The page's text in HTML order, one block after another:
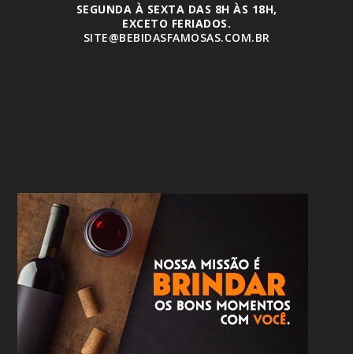
SEGUNDA À SEXTA DAS 8H ÀS 18H,
EXCETO FERIADOS.
SITE@BEBIDASFAMOSAS.COM.BR